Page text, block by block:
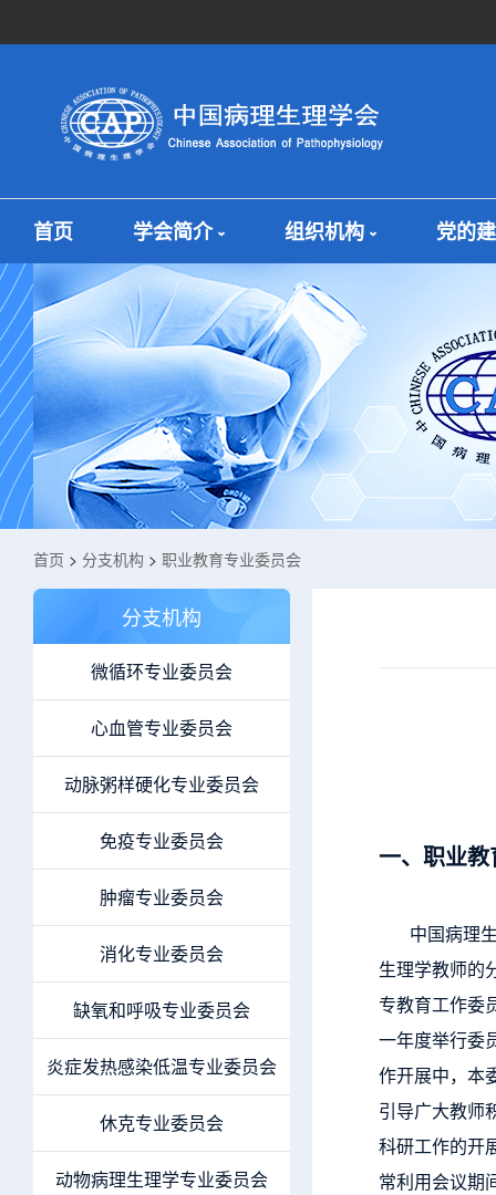
首页 学会简介 组织机构 党的
首页 > 分支机构 > 职业教育专业委员会
分支机构
微循环专业委员会
心血管专业委员会
动脉粥样硬化专业委员会
免疫专业委员会
肿瘤专业委员会
消化专业委员会
缺氧和呼吸专业委员会
炎症发热感染低温专业委员会
休克专业委员会
动物病理生理学专业委员会
一、 职业
中国病理
生理学教师的
专教育工作委
一年度举行委
作开展中，本
引导广大教师
科研工作的开
常利用会议期